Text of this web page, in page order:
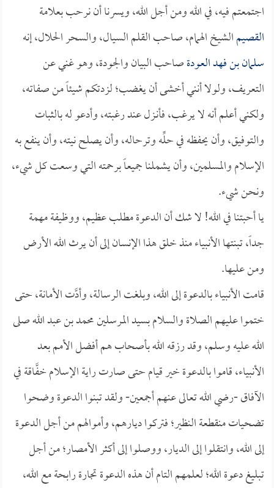
اجتمعتم فيه، في الله ومن أجل الله، ويسرنا أن نرحب بعلامة
القصيمالشيخ الهمام، صاحب القلم السيال، والسحر الحلال، إنه
سلمان بن فهد العودةصاحب البيان والجودة، وهو غني عن
التعريف، ولولا أنني أخشى أن يغضب؛ لزدتكم شيئاً من صفاته،
ولكني أعلم أنه لا يرغب، فأنـزل عند رغبته، وأدعو له بالثبات
والتوفيق، وأن يحفظه في حلِّه وترحاله، وأن يصلح نيته، وأن ينفع به
الإسلام والمسلمين، وأن يشملنا جميعاً برحمته التي وسعت كل شيء،
ونحن شيء.
يا أحبتنا في الله! لا شك أن الدعوة مطلب عظيم، ووظيفة مهمة
جداً، تبنتها الأنبياء منذ خلق هذا الإنسان إلى أن يرث الله الأرض
ومن عليها.
قامت الأنبياء بالدعوة إلى الله، وبلغت الرسالة، وأدَّت الأمانة، حتى
ختموا عليهم الصلاة والسلام بسيد المرسلين محمد بن عبد الله صلى
الله عليه وسلم، وقد رزقه الله بأصحاب هم أفضل الأمم بعد
الأنبياء، قاموا بالدعوة خير قيام حتى صارت راية الإسلام خفَّاقة في
الآفاق -رضي الله تعالى عنهم أجمعين- ولقد تبنوا الدعوة وضحوا
تضحيات منقطعة النظير؛ فتركوا ديارهم، وأموالهم من أجل الدعوة
إلى الله، وانتقلوا إلى الديار، ووصلوا إلى أكثر الأمصار؛ من أجل
تبليغ دعوة الله؛ لعلمهم التام أن هذه الدعوة تجارة رابحة مع الله،